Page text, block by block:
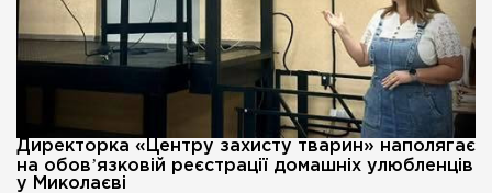
Директорка «Центру захисту тварин» наполягає
на обовʼязковій реєстрації домашніх улюбленців
у Миколаєві